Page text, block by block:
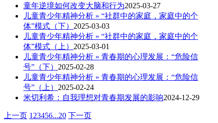
童年逆境如何改变大脑和行为2025-03-27
儿童青少年精神分析 » “社群中的家庭，家庭中的个
体”模式（下） 2025-03-03
儿童青少年精神分析 » “社群中的家庭，家庭中的个
体”模式（上） 2025-03-01
儿童青少年精神分析 » 青春期的心理发展：“危险信
号”（下） 2025-02-28
儿童青少年精神分析 » 青春期的心理发展：“危险信
号”（上） 2025-02-24
米切利希：自我理想对青春期发展的影响2024-12-29
上一页 1 23456...20 下一页